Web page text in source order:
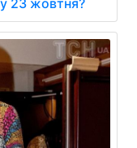
23 жовтня?